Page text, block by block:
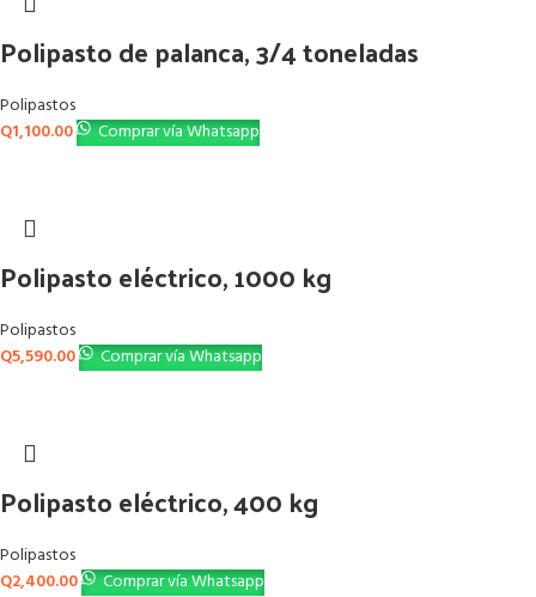
Polipasto de palanca, 3/4 toneladas
Polipastos
Q1,100.00 Comprar vía Whatsapp
Polipasto eléctrico, 1000 kg
Polipastos
Q5,590.00 Comprar vía Whatsapp
Polipasto eléctrico, 400 kg
Polipastos
Q2,400.00 Comprar vía Whatsapp